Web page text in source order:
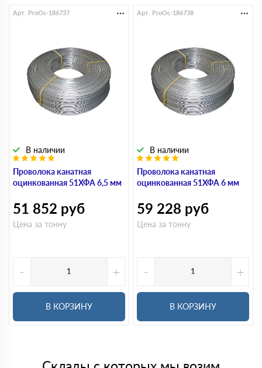
Проволока канатная
оцинкованная 51ХФА 6,5 мм
В наличии
Арт. ProOc-186737
51 852 руб
Цена за тонну
- +
В КОРЗИНУ
Проволока канатная
оцинкованная 51ХФА 6 мм
В наличии
Арт. ProOc-186738
59 228 руб
Цена за тонну
- +
В КОРЗИНУ